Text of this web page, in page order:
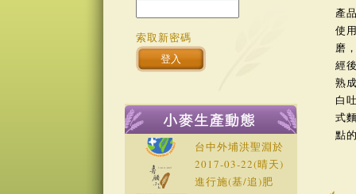
產
使
磨
經
熟
白
式
點
索取新密碼
台中外埔洪聖淵於
2017-03-22(晴天)
進行施(基/追)肥